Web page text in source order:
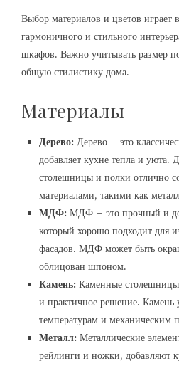
Выбор материалов и цветов играет
гармоничного и стильного
шкафов. Важно учитывать размер
общую стилистику дома.
Материалы
Дерево: Дерево – это
добавляет кухне тепла и уюта.
столешницы и полки отлично
материалами, такими как
МДФ: МДФ – это прочный и
который хорошо подходит для
фасадов. МДФ может быть
облицован шпоном.
Камень: Каменные
и практичное решение. Камень
температурам и механическим
Металл: Металлические
рейлинги и ножки, добавляют